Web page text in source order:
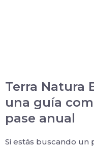
Terra Natura
una guía
pase anual
Si estás buscando un plan diferente en la Costa